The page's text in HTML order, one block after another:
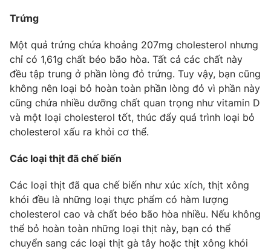
Sao
Chất lượng cuộc sống
Giáo dục
Tuyển sinh
Học trực tuyến
Công nghệ
Hitech Công nghệ tương lai
Sản phẩm
Thị trường
Giao lưu trực tuyến
Lịch phát sóng
Chuyên mục khác
Emagazine Podcast
Photo Infographic
Trứng
Một quả trứng chứa khoảng 207mg cholesterol nhưng
chỉ có 1,61g chất béo bão hòa. Tất cả các chất này
đều tập trung ở phần lòng đỏ trứng. Tuy vậy, bạn cũng
không nên loại bỏ hoàn toàn phần lòng đỏ vì phần này
cũng chứa nhiều dưỡng chất quan trọng như vitamin D
và một loại cholesterol tốt, thúc đẩy quá trình loại bỏ
cholesterol xấu ra khỏi cơ thể.
Các loại thịt đã chế biến
Các loại thịt đã qua chế biến như xúc xích, thịt xông
khói đều là những loại thực phẩm có hàm lượng
cholesterol cao và chất béo bão hòa nhiều. Nếu không
thể bỏ hoàn toàn những loại thịt này, bạn có thể
chuyển sang các loại thịt gà tây hoặc thịt xông khói